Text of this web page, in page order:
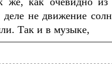
не движение
Так и в музыке,